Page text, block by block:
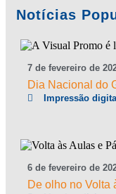
Notícias
7 de fevereiro de
Dia Nacional do
Impressão
6 de fevereiro de
De olho no Volta